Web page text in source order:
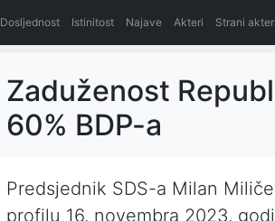
Dosljednost Istinitost Najave Akteri Strani
Zaduženost
60% BDP-a
Predsjednik SDS-a Milan
profilu 16. novembra 2023.